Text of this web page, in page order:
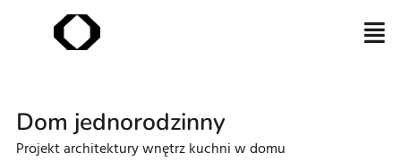
Dom jednorodzinny
Projekt architektury wnętrz kuchni w domu